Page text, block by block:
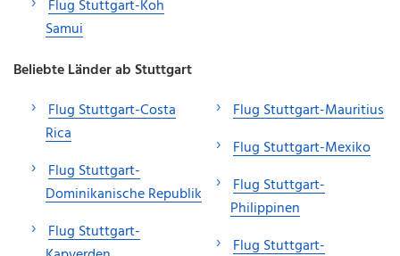
Flug Stuttgart-Koh
Samui
Beliebte Länder ab Stuttgart
Flug Stuttgart-Costa
Rica
Flug Stuttgart-
Dominikanische Republik
Flug Stuttgart-
Flug Stuttgart-Mauritius
Flug Stuttgart-Mexiko
Flug Stuttgart-
Philippinen
Flug Stuttgart-